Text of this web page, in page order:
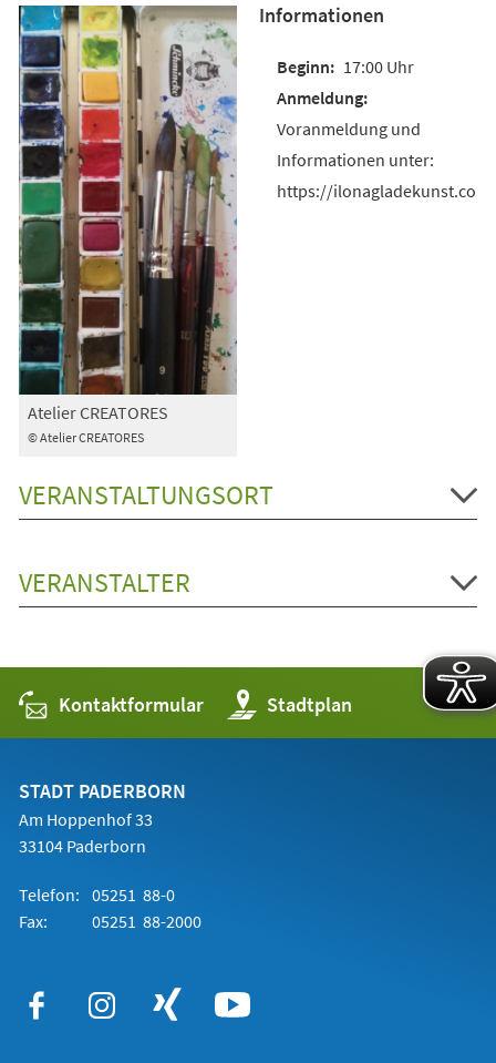
© Atelier CREATORES
Atelier CREATORES
Informationen
17:00 Uhr
Voranmeldung und
Informationen unter:
https://ilonagladekunst.com
VERANSTALTUNGSORT
VERANSTALTER
Kontaktformular Stadtplan
(Öffnet
in
einem
STADT PADERBORN
Am Hoppenhof 33
33104 Paderborn
Telefon: 05251 88-0
Fax:
05251 88-2000